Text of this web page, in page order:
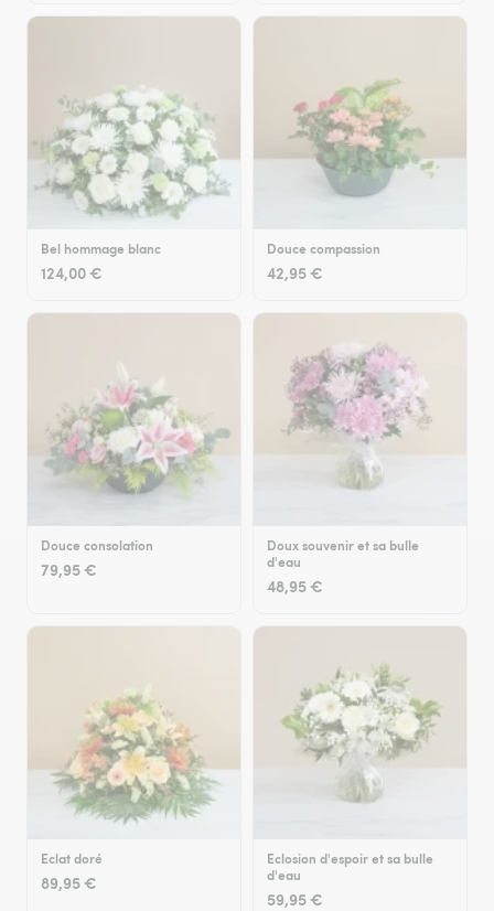
Bel hommage blanc
124,00 €
Douce compassion
42,95 €
Douce consolation
79,95 €
Doux souvenir et sa bulle
d'eau
48,95 €
Eclat doré
89,95 €
Eclosion d'espoir et sa bulle
d'eau
59,95 €